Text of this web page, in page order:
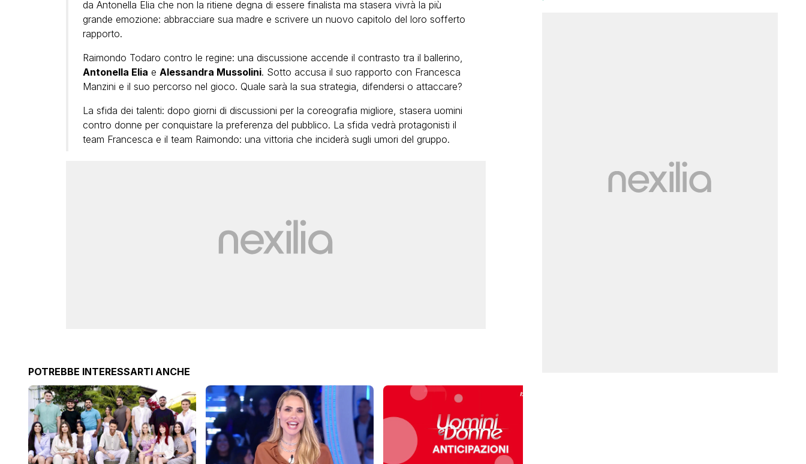
da Antonella Elia che non la ritiene degna di essere finalista ma stasera vivrà la più
grande emozione: abbracciare sua madre e scrivere un nuovo capitolo del loro sofferto
rapporto.
Raimondo Todaro contro le regine: una discussione accende il contrasto tra il ballerino,
Antonella Elia e Alessandra Mussolini. Sotto accusa il suo rapporto con Francesca
Manzini e il suo percorso nel gioco. Quale sarà la sua strategia, difendersi o attaccare?
La sfida dei talenti: dopo giorni di discussioni per la coreografia migliore, stasera uomini
contro donne per conquistare la preferenza del pubblico. La sfida vedrà protagonisti il
team Francesca e il team Raimondo: una vittoria che inciderà sugli umori del gruppo.
POTREBBE INTERESSARTI ANCHE